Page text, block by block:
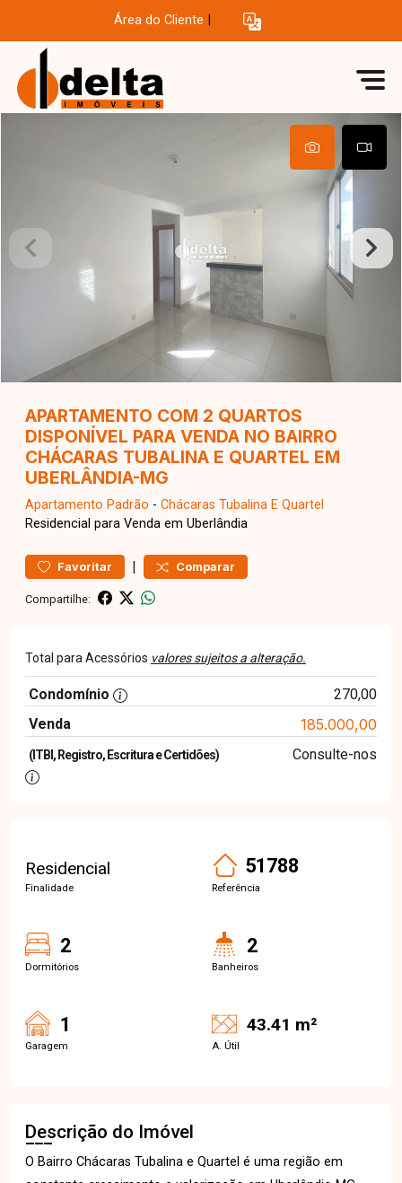
Área do Cliente
APARTAMENTO COM 2 QUARTOS
DISPONÍVEL PARA VENDA NO BAIRRO
CHÁCARAS TUBALINA E QUARTEL EM
UBERLÂNDIA-MG
Apartamento Padrão - Chácaras Tubalina E Quartel
Residencial para Venda em Uberlândia
Favoritar | Comparar
Compartilhe:
Total para Acessórios valores sujeitos a alteração.
Condomínio
270,00
Venda
185.000,00
(ITBI, Registro, Escritura e Certidões) Consulte-nos
Residencial
Finalidade
51788
Referência
2
Dormitórios
2
Banheiros
1
Garagem
43.41 m²
A. Útil
Descrição do Imóvel
O Bairro Chácaras Tubalina e Quartel é uma região em